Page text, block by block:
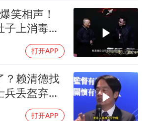
央视新主播李秋莹孙亚鹏亮相
构建更高水平的全民健身公共服务体系
笑相声！
上消毒，
刀，是不是
打开APP
？赖清德找
兵丢盔弃
其更名
打开APP